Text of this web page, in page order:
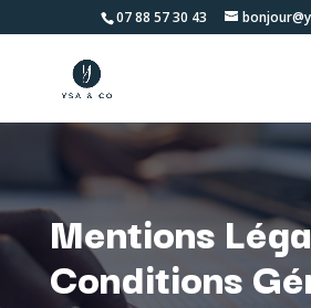
07 88 57 30 43
Mentions
Conditions